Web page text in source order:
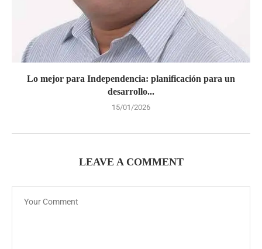
Lo mejor para Independencia: planificación para un
desarrollo...
15/01/2026
LEAVE A COMMENT